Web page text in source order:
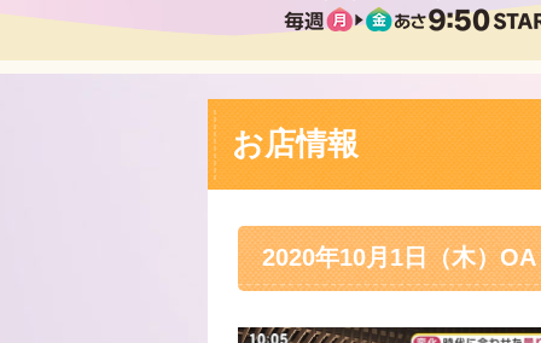
お店情報
2020年10月1日（木）OA